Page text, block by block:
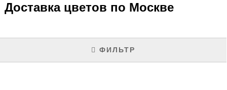
Доставка цветов по Москве
ФИЛЬТР